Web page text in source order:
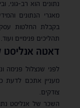
נתונים הוא רב-גוני,
מאגרי הנתונים
בקבלת החלטות
תהליכים פנימיים ועוד.
דאטה אנליסט
לפני שנצלול פנימה
מעניין אתכם לדעת
צודקים.